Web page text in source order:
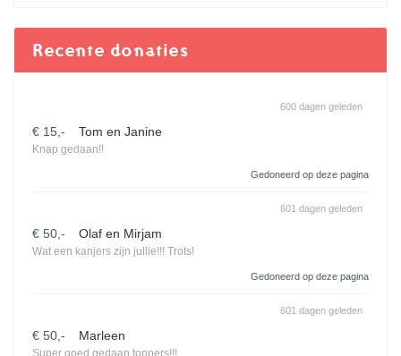
Recente donaties
€ 15,- Tom en Janine
Knap gedaan!!
600 dagen geleden
Gedoneerd op deze pagina
€ 50,- Olaf en Mirjam
Wat een kanjers zijn jullie!!! Trots!
601 dagen geleden
Gedoneerd op deze pagina
€ 50,- Marleen
Super goed gedaan toppers!!!
601 dagen geleden